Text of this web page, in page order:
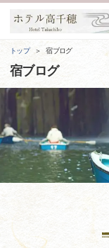
トップ 宿ブログ
宿ブログ